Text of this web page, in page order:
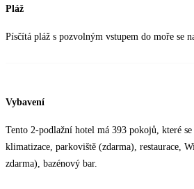
Pláž
Písčítá pláž s pozvolným vstupem do moře se
Vybavení
Tento 2-podlažní hotel má 393 pokojů, které
klimatizace, parkoviště (zdarma), restaurace,
zdarma), bazénový bar.